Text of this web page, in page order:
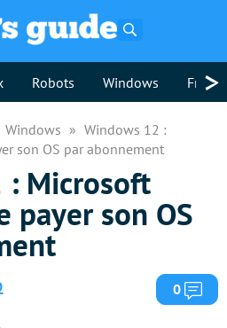
Robots Windows >
Windows
Windows 12 :
son OS par abonnement
: Microsoft
payer son OS
0